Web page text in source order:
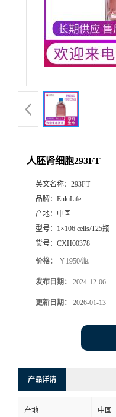
人胚肾细胞293FT
英文名称： 293FT
品牌： EnkiLife
产地： 中国
型号： 1×106 cells/T25瓶
货号： CXH00378
价格： ￥1950/瓶
发布日期： 2024-12-06
更新日期： 2026-01-13
产品详请
产地 中国